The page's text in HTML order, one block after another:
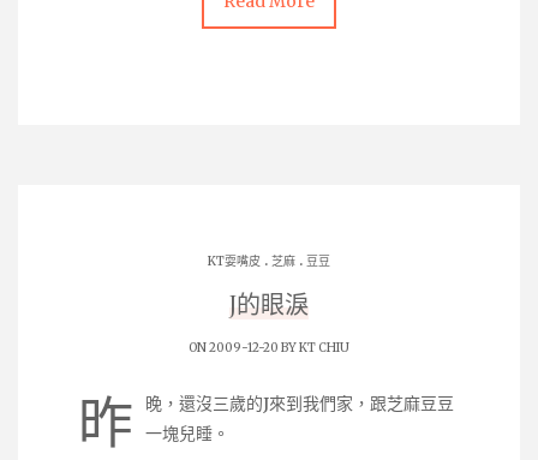
KT耍嘴皮 . 芝麻 . 豆豆
J的眼淚
ON 2009-12-20 BYKT CHIU
昨
晚，還沒三歲的J來到我們家，跟芝麻豆豆
一塊兒睡。